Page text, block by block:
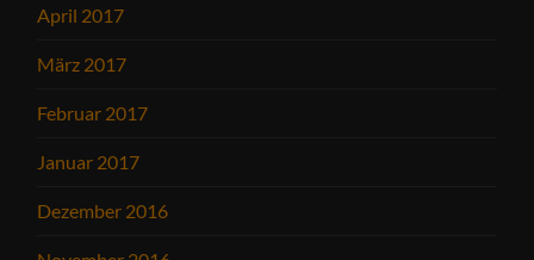
April 2017
März 2017
Februar 2017
Januar 2017
Dezember 2016